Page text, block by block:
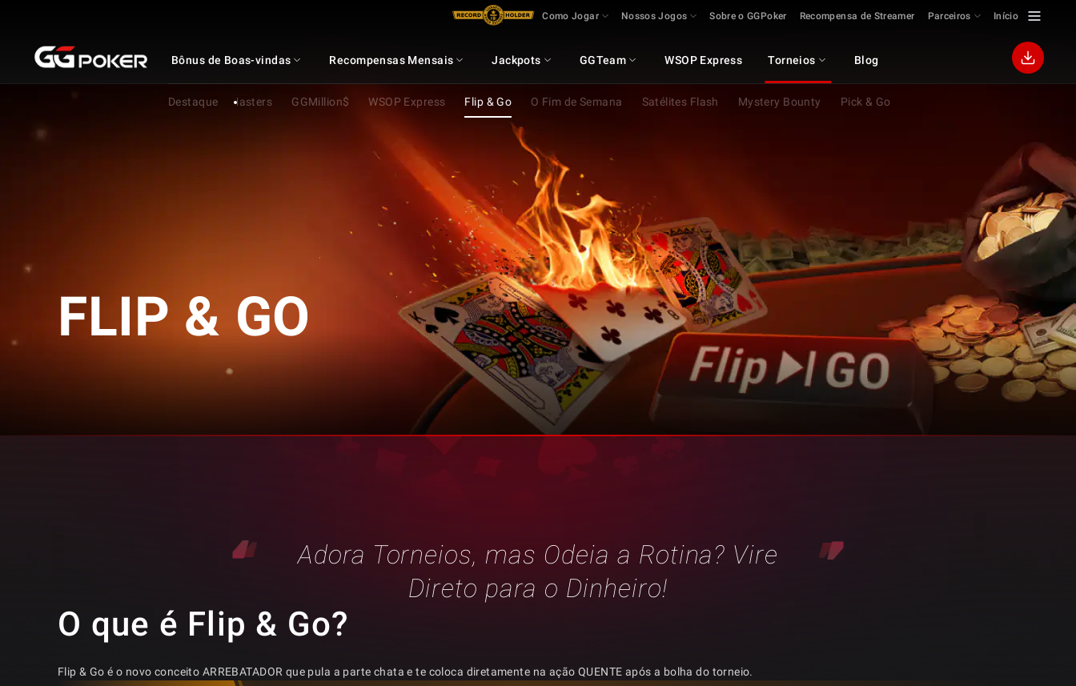
Como Jogar Nossos Jogos Sobre o GGPoker Recompensa de Streamer Parceiros Início
Bônus de Boas-vindas Recompensas Mensais Jackpots GGTeam WSOP Express Torneios Blog
DestaqueGGMasters GGMillion$ WSOP Express Flip & Go O Fim de Semana Satélites Flash Mystery Bounty Pick & Go
FLIP & GO
Adora Torneios, mas Odeia a Rotina? Vire
Direto para o Dinheiro!
O que é Flip & Go?
Flip & Go é o novo conceito ARREBATADOR que pula a parte chata e te coloca diretamente na ação QUENTE após a bolha do torneio.